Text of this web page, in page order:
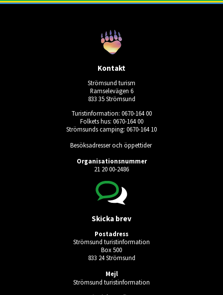
Kontakt
Strömsund turism
Ramselevägen 6
833 35 Strömsund
Turistinformation: 0670-164 00
Folkets hus: 0670-164 00
Strömsunds camping: 0670-164 10
Besöksadresser och öppettider
Organisationsnummer
21 20 00-2486
Skicka brev
Postadress
Strömsund turistinformation
Box 500
833 24 Strömsund
Mejl
Strömsund turistinformation